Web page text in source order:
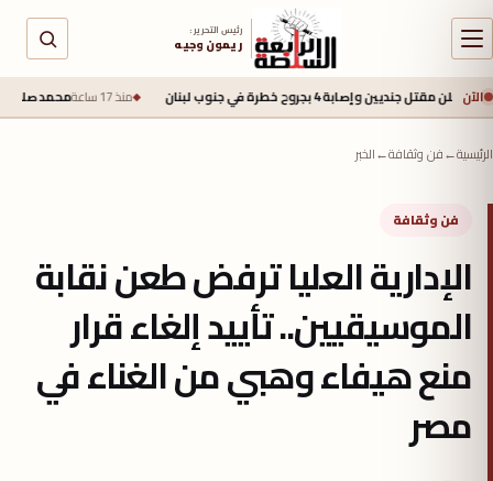
رئيس التحرير :
ريمون وجيه
الآن4 بجروح خطرة في جنوب لبنان منذ 17 ساعة محمد صلاح يقترب من
الرئيسية←فن وثقافة←الخبر
فن وثقافة
الإدارية العليا ترفض طعن نقابة
الموسيقيين.. تأييد إلغاء قرار
منع هيفاء وهبي من الغناء في
مصر